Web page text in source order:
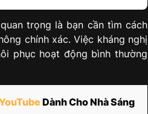
trọng là bạn cần tìm cách
chính xác. Việc kháng nghị
phục hoạt động bình thường
Dành Cho Nhà Sáng